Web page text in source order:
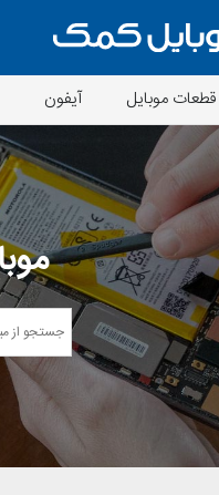
قطعات موبایل آیفون